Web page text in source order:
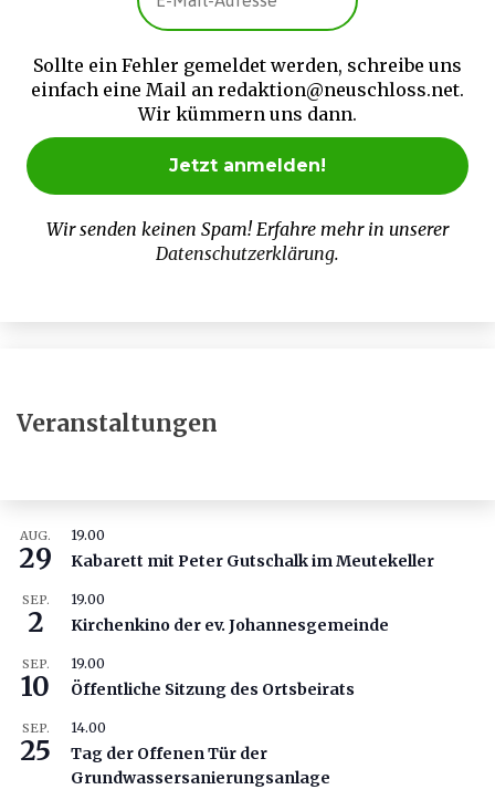
Sollte ein Fehler gemeldet werden, schreibe uns
einfach eine Mail an redaktion@neuschloss.net.
Wir kümmern uns dann.
Wir senden keinen Spam! Erfahre mehr in unserer
Datenschutzerklärung.
Veranstaltungen
AUG.
29
19.00
Kabarett mit Peter Gutschalk im Meutekeller
SEP.
2
19.00
Kirchenkino der ev. Johannesgemeinde
SEP.
10
19.00
Öffentliche Sitzung des Ortsbeirats
SEP.
25
14.00
Tag der Offenen Tür der
Grundwassersanierungsanlage